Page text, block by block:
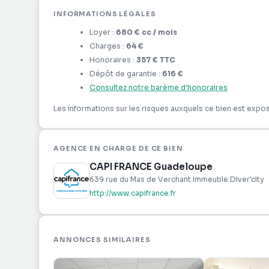
Les honoraires sont partagés entre le locataire et
357,00€, dont 97,00€ pour l'état des lieux.
Les informations sur les risques auxquels ce bien
georisques. gouv. fr.
Réseau Immobilier CAPIFRANCE - Votre agent
INFORMATIONS LÉGALES
Loyer : 680 € cc / mois
Charges : 64 €
Honoraires : 357 € TTC
Dépôt de garantie : 616 €
Consultez notre barème d'honoraires
Les informations sur les risques auxquels ce bien est
AGENCE EN CHARGE DE CE BIEN
CAPI FRANCE Guadeloupe
639 rue du Mas de Verchant Immeuble Diver'city
http://www.capifrance.fr
ANNONCES SIMILAIRES